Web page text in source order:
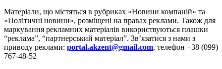
Матеріали, що містяться в рубриках «Новини компаній» та
«Політичні новини», розміщені на правах реклами. Також для
маркування рекламних матеріалів використвуються плашки
“реклама”, “партнерський матеріал”. Зв’язатися з нами з
приводу реклами: portal.akzent@gmail.com, телефон +38 (099)
767-48-52